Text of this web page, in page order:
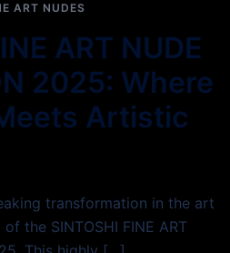
ART NUDES
ART NUDE
2025: Where
Artistic
transformation in the art
the SINTOSHI FINE ART